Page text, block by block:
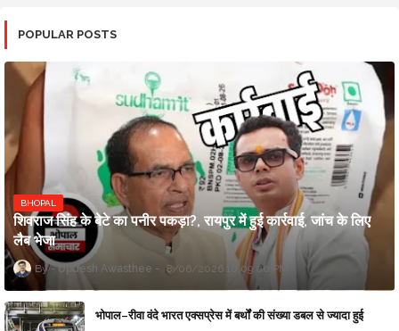
POPULAR POSTS
BHOPAL
शिवराज सिंह के बेटे का पनीर पकड़ा?, रायपुर में हुई कार्रवाई, जांच के लिए
लैब भेजा
Updesh Awasthee 8/06/2026 10:09:00 PM
भोपाल–रीवा वंदे भारत एक्सप्रेस में बर्थों की संख्या डबल से ज्यादा हुई